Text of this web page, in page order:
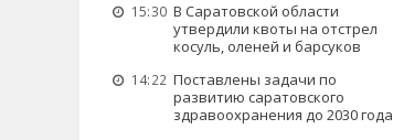
15:30 В Саратовской области
утвердили квоты на отстрел
косуль, оленей и барсуков
14:22 Поставлены задачи по
развитию саратовского
здравоохранения до 2030 года